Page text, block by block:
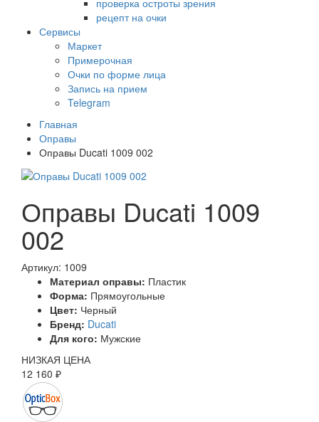
проверка остроты зрения
рецепт на очки
Сервисы
Маркет
Примерочная
Очки по форме лица
Запись на прием
Telegram
Главная
Оправы
Оправы Ducati 1009 002
Оправы Ducati 1009
002
Артикул: 1009
Материал оправы: Пластик
Форма: Прямоугольные
Цвет: Черный
Бренд: Ducati
Для кого: Мужские
НИЗКАЯ ЦЕНА
12 160 ₽